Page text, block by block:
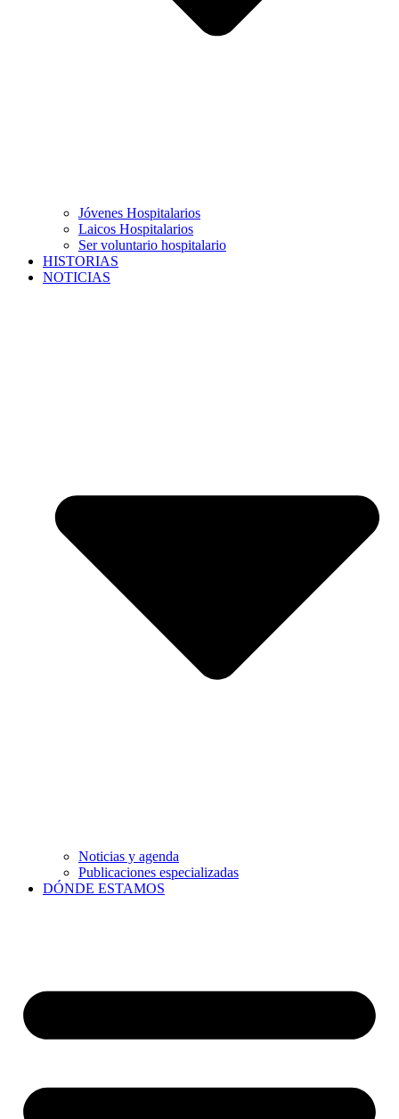
Jóvenes Hospitalarios
Laicos Hospitalarios
Ser voluntario hospitalario
HISTORIAS
NOTICIAS
Noticias y agenda
Publicaciones especializadas
DÓNDE ESTAMOS